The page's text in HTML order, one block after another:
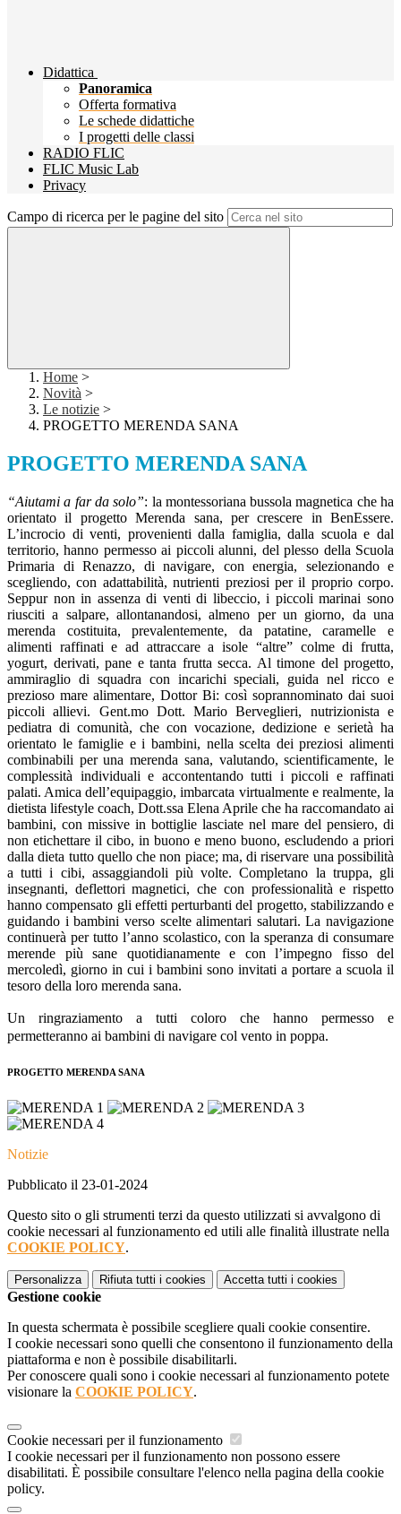
Didattica
Panoramica
Offerta formativa
Le schede didattiche
I progetti delle classi
RADIO FLIC
FLIC Music Lab
Privacy
Campo di ricerca per le pagine del sito
Home >
Novità >
Le notizie >
PROGETTO MERENDA SANA
PROGETTO MERENDA SANA
“Aiutami a far da solo”: la montessoriana bussola magnetica che ha
orientato il progetto Merenda sana, per crescere in BenEssere.
L’incrocio di venti, provenienti dalla famiglia, dalla scuola e dal
territorio, hanno permesso ai piccoli alunni, del plesso della Scuola
Primaria di Renazzo, di navigare, con energia, selezionando e
scegliendo, con adattabilità, nutrienti preziosi per il proprio corpo.
Seppur non in assenza di venti di libeccio, i piccoli marinai sono
riusciti a salpare, allontanandosi, almeno per un giorno, da una
merenda costituita, prevalentemente, da patatine, caramelle e
alimenti raffinati e ad attraccare a isole “altre” colme di frutta,
yogurt, derivati, pane e tanta frutta secca. Al timone del progetto,
ammiraglio di squadra con incarichi speciali, guida nel ricco e
prezioso mare alimentare, Dottor Bi: così soprannominato dai suoi
piccoli allievi. Gent.mo Dott. Mario Berveglieri, nutrizionista e
pediatra di comunità, che con vocazione, dedizione e serietà ha
orientato le famiglie e i bambini, nella scelta dei preziosi alimenti
combinabili per una merenda sana, valutando, scientificamente, le
complessità individuali e accontentando tutti i piccoli e raffinati
palati. Amica dell’equipaggio, imbarcata virtualmente e realmente, la
dietista lifestyle coach, Dott.ssa Elena Aprile che ha raccomandato ai
bambini, con missive in bottiglie lasciate nel mare del pensiero, di
non etichettare il cibo, in buono e meno buono, escludendo a priori
dalla dieta tutto quello che non piace; ma, di riservare una possibilità
a tutti i cibi, assaggiandoli più volte. Completano la truppa, gli
insegnanti, deflettori magnetici, che con professionalità e rispetto
hanno compensato gli effetti perturbanti del progetto, stabilizzando e
guidando i bambini verso scelte alimentari salutari. La navigazione
continuerà per tutto l’anno scolastico, con la speranza di consumare
merende più sane quotidianamente e con l’impegno fisso del
mercoledì, giorno in cui i bambini sono invitati a portare a scuola il
tesoro della loro merenda sana.
Un ringraziamento a tutti coloro che hanno permesso e
permetteranno ai bambini di navigare col vento in poppa.
PROGETTO MERENDA SANA
Notizie
Pubblicato il 23-01-2024
Questo sito o gli strumenti terzi da questo utilizzati si avvalgono di
cookie necessari al funzionamento ed utili alle finalità illustrate nella
COOKIE POLICY.
Personalizza Rifiuta tutti i cookies Accetta tutti i cookies
Gestione cookie
In questa schermata è possibile scegliere quali cookie consentire.
I cookie necessari sono quelli che consentono il funzionamento della
piattaforma e non è possibile disabilitarli.
Per conoscere quali sono i cookie necessari al funzionamento potete
visionare la COOKIE POLICY.
Cookie necessari per il funzionamento
I cookie necessari per il funzionamento non possono essere
disabilitati. È possibile consultare l'elenco nella pagina della cookie
policy.